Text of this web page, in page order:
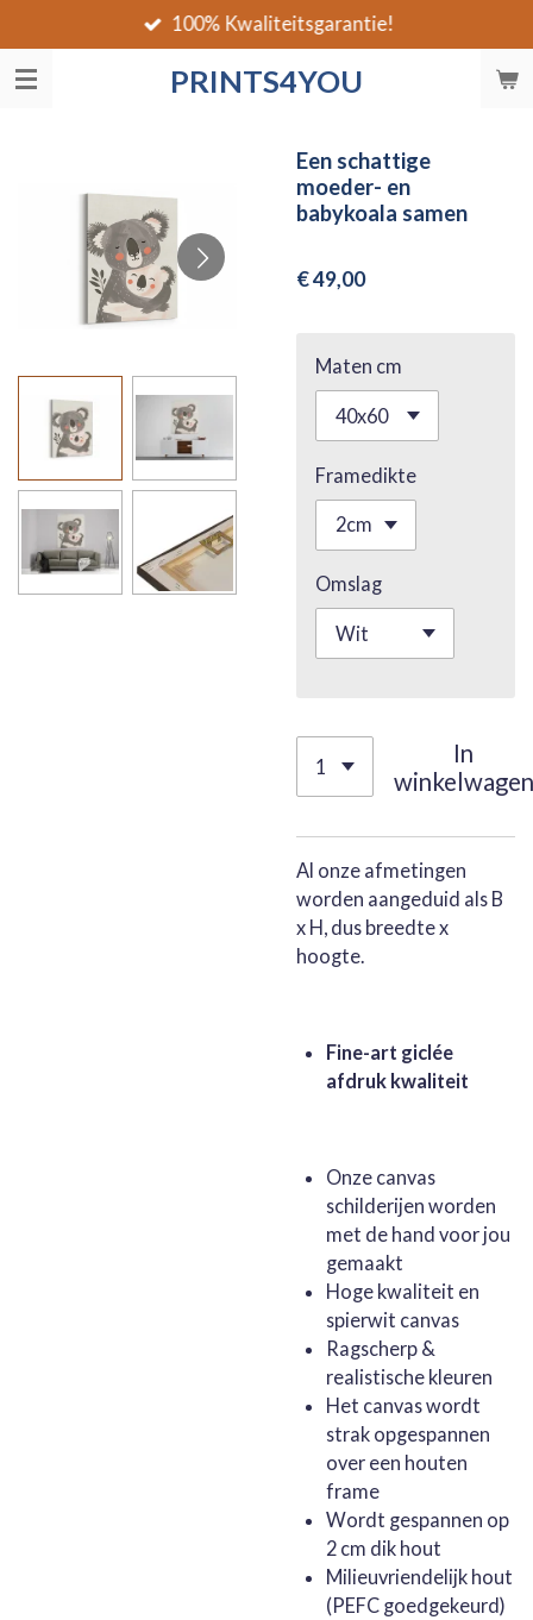
direct
naar
PRINTS4YOU
100% Kwaliteitsgarantie!
Een schattige
moeder- en
babykoala samen
€ 49,00
Maten cm
Framedikte
Omslag
In
winkelwagen
Al onze afmetingen
worden aangeduid als B
x H, dus breedte x
hoogte.
Fine-art giclée
afdruk kwaliteit
Onze canvas
schilderijen worden
met de hand voor jou
gemaakt
Hoge kwaliteit en
spierwit canvas
Ragscherp &
realistische kleuren
Het canvas wordt
strak opgespannen
over een houten
frame
Wordt gespannen op
2 cm dik hout
Milieuvriendelijk hout
(PEFC goedgekeurd)